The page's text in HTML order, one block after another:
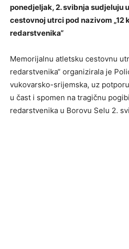
ponedjeljak, 2. svibnja sudjeluju
cestovnoj utrci pod nazivom „12
redarstvenika“
Memorijalnu atletsku cestovnu
redarstvenika“ organizirala je
vukovarsko-srijemska, uz
u čast i spomen na tragičnu
redarstvenika u Borovu Selu 2.